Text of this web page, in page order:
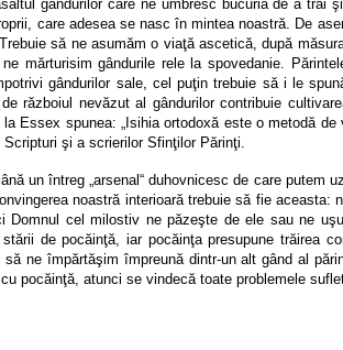
gândurilor care ne umbresc bucuria de a trăi
care adesea se nasc în mintea noastră. De
să ne asumăm o viaţă ascetică, după
mărturisim gândurile rele la spovedanie.
gândurilor sale, cel puţin trebuie să i le
războiul nevăzut al gândurilor contribuie
Essex spunea: „Isihia ortodoxă este o metodă
şi a scrierilor Sfinţilor Părinţi.
un întreg „arsenal“ duhovnicesc de care putem
noastră interioară trebuie să fie aceasta:
Domnul cel milostiv ne păzeşte de ele sau ne
de pocăinţă, iar pocăinţa presupune trăirea
ne împărtăşim împreună dintr-un alt gând al
pocăinţă, atunci se vindecă toate problemele